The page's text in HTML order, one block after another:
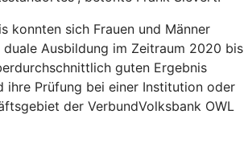
konnten sich Frauen und Männer
Ausbildung im Zeitraum 2020 bis
guten Ergebnis
ihre Prüfung bei einer Institution oder
der VerbundVolksbank OWL